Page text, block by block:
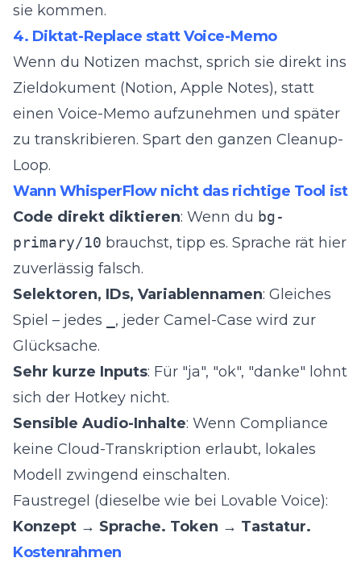
sie kommen.
4. Diktat-Replace statt Voice-Memo
Wenn du Notizen machst, sprich sie direkt ins
Zieldokument (Notion, Apple Notes), statt
einen Voice-Memo aufzunehmen und später
zu transkribieren. Spart den ganzen Cleanup-
Loop.
Wann WhisperFlow nicht das richtige Tool ist
Code direkt diktieren: Wenn du bg-
primary/10 brauchst, tipp es. Sprache rät hier
zuverlässig falsch.
Selektoren, IDs, Variablennamen: Gleiches
Spiel – jedes
, jeder Camel-Case wird zur
Glücksache.
Sehr kurze Inputs: Für "ja", "ok", "danke" lohnt
sich der Hotkey nicht.
Sensible Audio-Inhalte: Wenn Compliance
keine Cloud-Transkription erlaubt, lokales
Modell zwingend einschalten.
Faustregel (dieselbe wie bei Lovable Voice):
Konzept → Sprache. Token → Tastatur.
Kostenrahmen